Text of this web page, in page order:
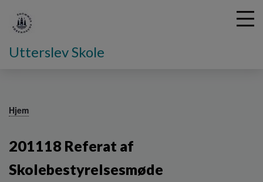
Utterslev Skole
Hjem
201118 Referat af
Skolebestyrelsesmøde